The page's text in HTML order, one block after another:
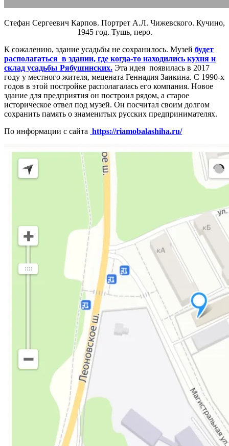
Стефан Сергеевич Карпов. Портрет А.Л. Чижевского. Кучино,
1945 год. Тушь, перо.
К сожалению, здание усадьбы не сохранилось. Музей будет
располагаться в здании, где когда-то находились кухня и
склад усадьбы Рябушинских. Эта идея появилась в 2017
году у местного жителя, мецената Геннадия Заикина. С 1990-х
годов в этой постройке располагалась его компания. Новое
здание для предприятия он построил рядом, а старое
историческое отвел под музей. Он посчитал своим долгом
сохранить память о знаменитых русских предпринимателях.
По информации с сайта https://riamobalashiha.ru/